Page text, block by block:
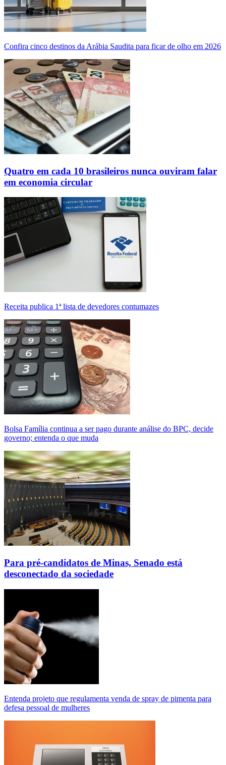
Confira cinco destinos da Arábia Saudita para ficar de olho em 2026
Quatro em cada 10 brasileiros nunca ouviram falar
em economia circular
Receita publica 1ª lista de devedores contumazes
Bolsa Família continua a ser pago durante análise do BPC, decide
governo; entenda o que muda
Para pré-candidatos de Minas, Senado está
desconectado da sociedade
Entenda projeto que regulamenta venda de spray de pimenta para
defesa pessoal de mulheres